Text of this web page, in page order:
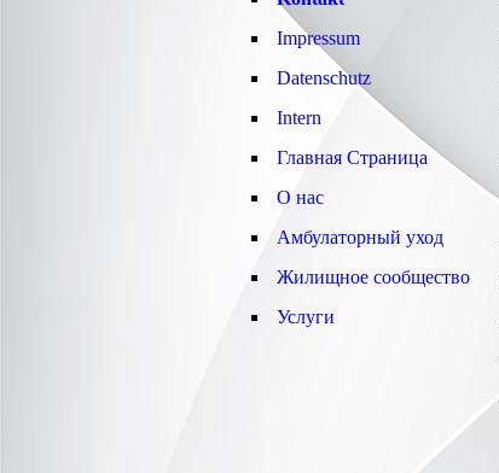
Impressum
Datenschutz
Intern
Главная Cтраница
О нас
Амбулаторный уход
Жилищное сообщество
Услуги